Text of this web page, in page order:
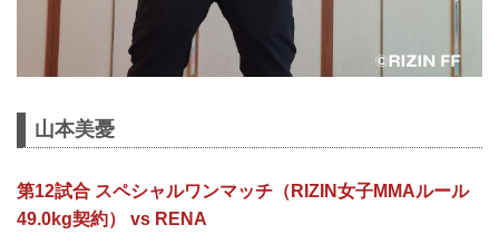
山本美憂
第12試合 スペシャルワンマッチ（RIZIN女子MMAルール
49.0kg契約） vs RENA